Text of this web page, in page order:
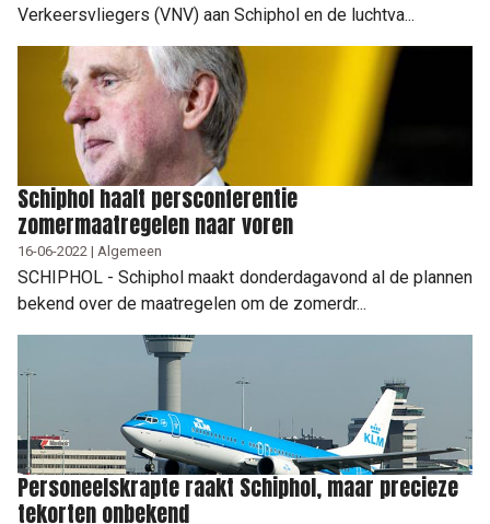
Verkeersvliegers (VNV) aan Schiphol en de luchtva...
Schiphol haalt persconferentie
zomermaatregelen naar voren
16-06-2022 | Algemeen
SCHIPHOL - Schiphol maakt donderdagavond al de plannen
bekend over de maatregelen om de zomerdr...
Personeelskrapte raakt Schiphol, maar precieze
tekorten onbekend